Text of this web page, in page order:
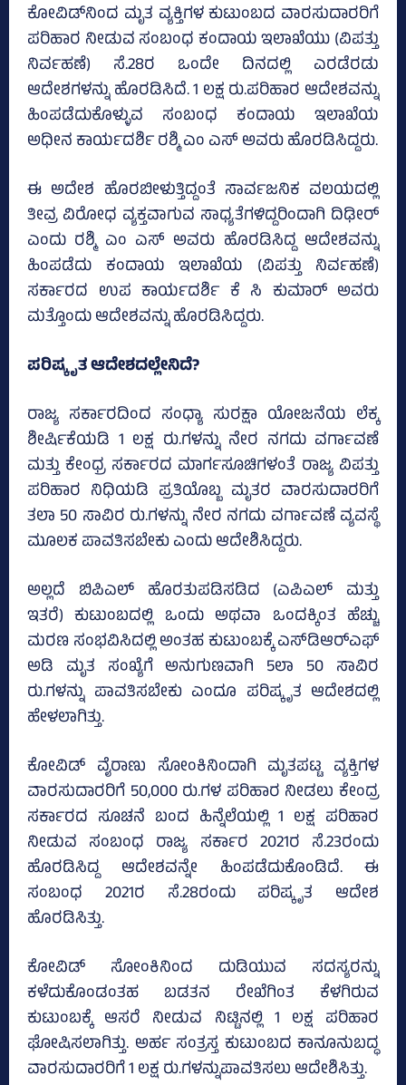
ಕೋವಿಡ್‌ನಿಂದ ಮೃತ ವ್ಯಕ್ತಿಗಳ ಕುಟುಂಬದ ವಾರಸುದಾರರಿಗೆ
ಪರಿಹಾರ ನೀಡುವ ಸಂಬಂಧ ಕಂದಾಯ ಇಲಾಖೆಯು (ವಿಪತ್ತು
ನಿರ್ವಹಣೆ) ಸೆ.28ರ ಒಂದೇ ದಿನದಲ್ಲಿ ಎರಡೆರಡು
ಆದೇಶಗಳನ್ನು ಹೊರಡಿಸಿದೆ. 1 ಲಕ್ಷ ರು.ಪರಿಹಾರ ಆದೇಶವನ್ನು
ಹಿಂಪಡೆದುಕೊಳ್ಳುವ ಸಂಬಂಧ ಕಂದಾಯ ಇಲಾಖೆಯ
ಅಧೀನ ಕಾರ್ಯದರ್ಶಿ ರಶ್ಮಿ ಎಂ ಎಸ್‌ ಅವರು ಹೊರಡಿಸಿದ್ದರು.
ಈ ಅದೇಶ ಹೊರಬೀಳುತ್ತಿದ್ದಂತೆ ಸಾರ್ವಜನಿಕ ವಲಯದಲ್ಲಿ
ತೀವ್ರ ವಿರೋಧ ವ್ಯಕ್ತವಾಗುವ ಸಾಧ್ಯತೆಗಳಿದ್ದರಿಂದಾಗಿ ದಿಢೀರ್‌
ಎಂದು ರಶ್ಮಿ ಎಂ ಎಸ್‌ ಅವರು ಹೊರಡಿಸಿದ್ದ ಆದೇಶವನ್ನು
ಹಿಂಪಡೆದು ಕಂದಾಯ ಇಲಾಖೆಯ (ವಿಪತ್ತು ನಿರ್ವಹಣೆ)
ಸರ್ಕಾರದ ಉಪ ಕಾರ್ಯದರ್ಶಿ ಕೆ ಸಿ ಕುಮಾರ್‌ ಅವರು
ಮತ್ತೊಂದು ಆದೇಶವನ್ನು ಹೊರಡಿಸಿದ್ದರು.
ಪರಿಷ್ಕೃತ ಆದೇಶದಲ್ಲೇನಿದೆ?
ರಾಜ್ಯ ಸರ್ಕಾರದಿಂದ ಸಂಧ್ಯಾ ಸುರಕ್ಷಾ ಯೋಜನೆಯ ಲೆಕ್ಕ
ಶೀರ್ಷಿಕೆಯಡಿ 1 ಲಕ್ಷ ರು.ಗಳನ್ನು ನೇರ ನಗದು ವರ್ಗಾವಣೆ
ಮತ್ತು ಕೇಂಧ್ರ ಸರ್ಕಾರದ ಮಾರ್ಗಸೂಚಿಗಳಂತೆ ರಾಜ್ಯ ವಿಪತ್ತು
ಪರಿಹಾರ ನಿಧಿಯಡಿ ಪ್ರತಿಯೊಬ್ಬ ಮೃತರ ವಾರಸುದಾರರಿಗೆ
ತಲಾ 50 ಸಾವಿರ ರು.ಗಳನ್ನು ನೇರ ನಗದು ವರ್ಗಾವಣೆ ವ್ಯವಸ್ಥೆ
ಮೂಲಕ ಪಾವತಿಸಬೇಕು ಎಂದು ಆದೇಶಿಸಿದ್ದರು.
ಅಲ್ಲದೆ ಬಿಪಿಎಲ್‌ ಹೊರತುಪಡಿಸಡಿದ (ಎಪಿಎಲ್‌ ಮತ್ತು
ಇತರೆ) ಕುಟುಂಬದಲ್ಲಿ ಒಂದು ಅಥವಾ ಒಂದಕ್ಕಿಂತ ಹೆಚ್ಚು
ಮರಣ ಸಂಭವಿಸಿದಲ್ಲಿ ಅಂತಹ ಕುಟುಂಬಕ್ಕೆ ಎಸ್‌ಡಿಆರ್‌ಎಫ್‌
ಅಡಿ ಮೃತ ಸಂಖ್ಯೆಗೆ ಅನುಗುಣವಾಗಿ 5ಲಾ 50 ಸಾವಿರ
ರು.ಗಳನ್ನು ಪಾವತಿಸಬೇಕು ಎಂದೂ ಪರಿಷ್ಕೃತ ಆದೇಶದಲ್ಲಿ
ಹೇಳಲಾಗಿತ್ತು.
ಕೋವಿಡ್‌ ವೈರಾಣು ಸೋಂಕಿನಿಂದಾಗಿ ಮೃತಪಟ್ಟ ವ್ಯಕ್ತಿಗಳ
ವಾರಸುದಾರರಿಗೆ 50,000 ರು.ಗಳ ಪರಿಹಾರ ನೀಡಲು ಕೇಂದ್ರ
ಸರ್ಕಾರದ ಸೂಚನೆ ಬಂದ ಹಿನ್ನೆಲೆಯಲ್ಲಿ 1 ಲಕ್ಷ ಪರಿಹಾರ
ನೀಡುವ ಸಂಬಂಧ ರಾಜ್ಯ ಸರ್ಕಾರ 2021ರ ಸೆ.23ರಂದು
ಹೊರಡಿಸಿದ್ದ ಆದೇಶವನ್ನೇ ಹಿಂಪಡೆದುಕೊಂಡಿದೆ. ಈ
ಸಂಬಂಧ 2021ರ ಸೆ.28ರಂದು ಪರಿಷ್ಕೃತ ಆದೇಶ
ಹೊರಡಿಸಿತ್ತು.
ಕೋವಿಡ್‌ ಸೋಂಕಿನಿಂದ ದುಡಿಯುವ ಸದಸ್ಯರನ್ನು
ಕಳೆದುಕೊಂಡಂತಹ ಬಡತನ ರೇಖೆಗಿಂತ ಕೆಳಗಿರುವ
ಕುಟುಂಬಕ್ಕೆ ಆಸರೆ ನೀಡುವ ನಿಟ್ಟಿನಲ್ಲಿ 1 ಲಕ್ಷ ಪರಿಹಾರ
ಘೋಷಿಸಲಾಗಿತ್ತು. ಅರ್ಹ ಸಂತ್ರಸ್ತ ಕುಟುಂಬದ ಕಾನೂನುಬದ್ಧ
ವಾರಸುದಾರರಿಗೆ 1 ಲಕ್ಷ ರು.ಗಳನ್ನುಪಾವತಿಸಲು ಆದೇಶಿಸಿತ್ತು.